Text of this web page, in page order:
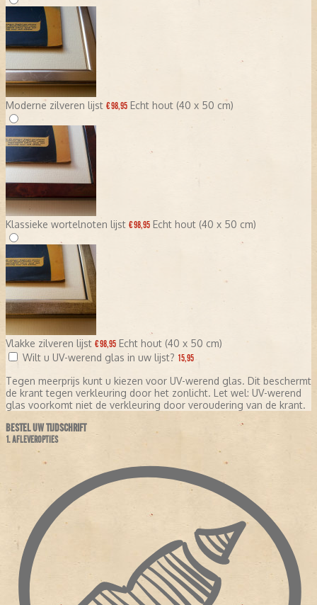
Moderne zilveren lijst € 98,95 Echt hout (40 x 50 cm)
Klassieke wortelnoten lijst € 98,95 Echt hout (40 x 50 cm)
Vlakke zilveren lijst € 98,95 Echt hout (40 x 50 cm)
Wilt u UV-werend glas in uw lijst? 15,95
Tegen meerprijs kunt u kiezen voor UV-werend glas. Dit beschermt
de krant tegen verkleuring door het zonlicht. Let wel: UV-werend
glas voorkomt niet de verkleuring door veroudering van de krant.
BESTEL UW TIJDSCHRIFT
1. AFLEVEROPTIES